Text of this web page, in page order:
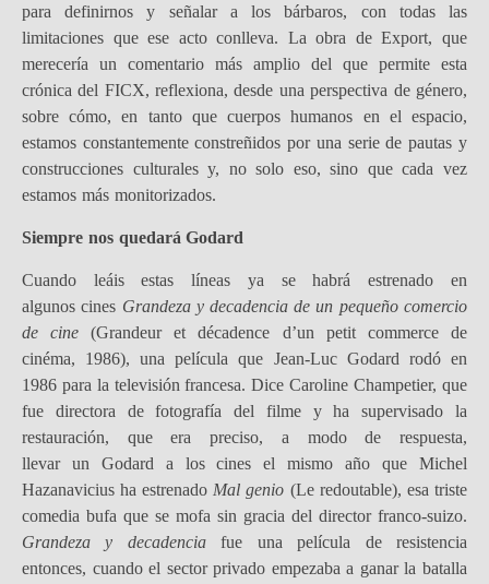
para definirnos y señalar a los bárbaros, con todas las
limitaciones que ese acto conlleva. La obra de Export, que
merecería un comentario más amplio del que permite esta
crónica del FICX, reflexiona, desde una perspectiva de género,
sobre cómo, en tanto que cuerpos humanos en el espacio,
estamos constantemente constreñidos por una serie de pautas y
construcciones culturales y, no solo eso, sino que cada vez
estamos más monitorizados.
Siempre nos quedará Godard
Cuando leáis estas líneas ya se habrá estrenado en
algunos cines Grandeza y decadencia de un pequeño comercio
de cine (Grandeur et décadence d’un petit commerce de
cinéma, 1986), una película que Jean-Luc Godard rodó en
1986 para la televisión francesa. Dice Caroline Champetier, que
fue directora de fotografía del filme y ha supervisado la
restauración, que era preciso, a modo de respuesta,
llevar un Godard a los cines el mismo año que Michel
Hazanavicius ha estrenado Mal genio (Le redoutable), esa triste
comedia bufa que se mofa sin gracia del director franco-suizo.
Grandeza y decadenciafue una película de resistencia
entonces, cuando el sector privado empezaba a ganar la batalla